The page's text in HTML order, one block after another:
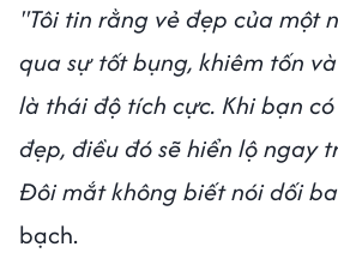
"Tôi tin rằng vẻ đẹp của một
qua sự tốt bụng, khiêm tốn
là thái độ tích cực. Khi bạn
đẹp, điều đó sẽ hiển lộ ngay
Đôi mắt không biết nói dối
bạch.